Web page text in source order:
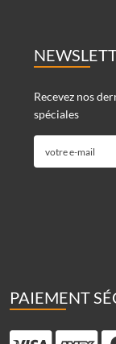
Recevez nos
spéciales
PAIEMENT